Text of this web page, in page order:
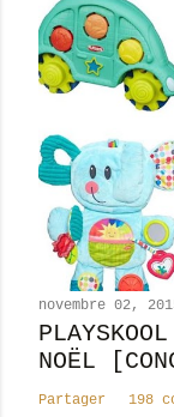
novembre 02,
NOËL
Partager 198